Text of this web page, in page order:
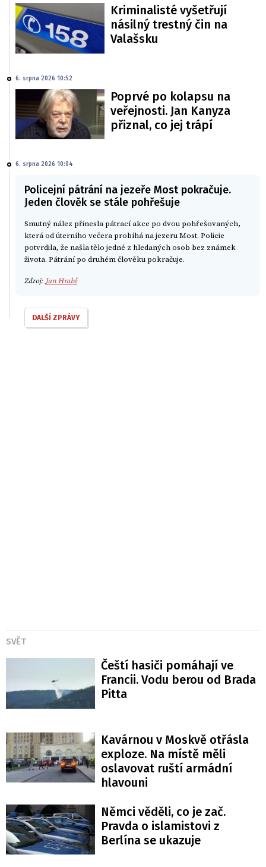
Kriminalisté vyšetřují
násilný trestný čin na
Valašsku
6. srpna 2026 10:52
Poprvé po kolapsu na
veřejnosti. Jan Kanyza
přiznal, co jej trápí
6. srpna 2026 10:04
Policejní pátrání na jezeře Most pokračuje.
Jeden člověk se stále pohřešuje
Smutný nález přinesla pátrací akce po dvou pohřešovaných,
která od úterního večera probíhá na jezeru Most. Policie
potvrdila, že našla tělo jedné z hledaných osob bez známek
života. Pátrání po druhém člověku pokračuje.
Zdroj: Jan Hrabě
DALŠÍ ZPRÁVY
SVĚT
Čeští hasiči pomáhají ve
Francii. Vodu berou od Brada
Pitta
Kavárnou v Moskvě otřásla
exploze. Na místě měli
oslavovat ruští armádní
hlavouni
Němci věděli, co je zač.
Pravda o islamistovi z
Berlína se ukazuje